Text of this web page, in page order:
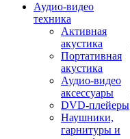
Аудио-видео
техника
Активная
акустика
Портативная
акустика
Аудио-видео
аксессуары
DVD-плейеры
Наушники,
гарнитуры и